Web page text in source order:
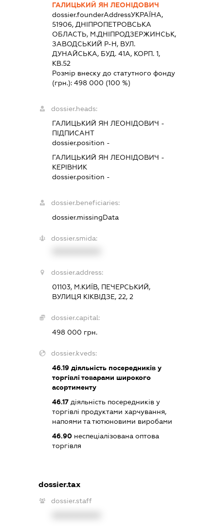
ГАЛИЦЬКИЙ ЯН ЛЕОНІДОВИЧ
dossier.founderAddressУКРАЇНА,
51906, ДНIПРОПЕТРОВСЬКА
ОБЛАСТЬ, М.ДНІПРОДЗЕРЖИНСЬК,
ЗАВОДСЬКИЙ Р-Н, ВУЛ.
ДУНАЙСЬКА, БУД. 41А, КОРП. 1,
КВ.52
Розмір внеску до статутного фонду
(грн.): 498 000 (100 %)
dossier.heads:
ГАЛИЦЬКИЙ ЯН ЛЕОНІДОВИЧ -
ПІДПИСАНТ
dossier.position -
ГАЛИЦЬКИЙ ЯН ЛЕОНІДОВИЧ -
КЕРІВНИК
dossier.position -
dossier.beneficiaries:
dossier.missingData
dossier.smida:
dossier.address:
01103, М.КИЇВ, ПЕЧЕРСЬКИЙ,
ВУЛИЦЯ КІКВІДЗЕ, 22, 2
dossier.capital:
498 000 грн.
dossier.kveds:
46.19діяльність посередників у
торгівлі товарами широкого
асортименту
46.17діяльність посередників у
торгівлі продуктами харчування,
напоями та тютюновими виробами
46.90неспеціалізована оптова
торгівля
dossier.tax
dossier.staff